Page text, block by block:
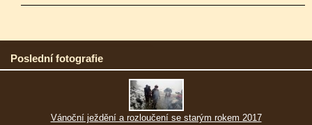
Poslední fotografie
Vánoční ježdění a rozloučení se starým rokem 2017